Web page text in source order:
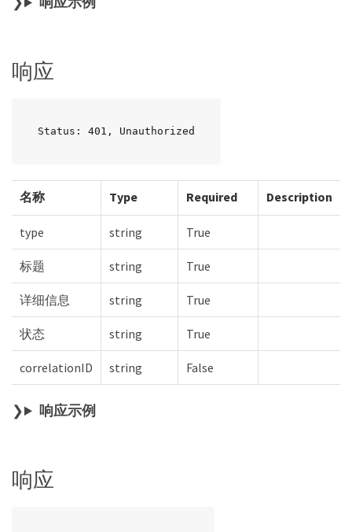
响应
Status: 401, Unauthorized
名称 Type Required Description
type string True
标题 string True
详细信息 string True
状态 string True
correlationID string False
响应示例
响应